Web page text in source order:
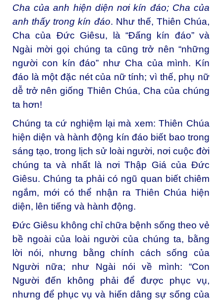
Cha của anh hiện diện nơi kín đáo; Cha của
anh thấy trong kín đáo. Như thế, Thiên Chúa,
Cha của Đức Giêsu, là “Đấng kín đáo” và
Ngài mời gọi chúng ta cũng trở nên “những
người con kín đáo” như Cha của mình. Kín
đáo là một đặc nét của nữ tính; vì thế, phụ nữ
dễ trở nên giống Thiên Chúa, Cha của chúng
ta hơn!
Chúng ta cứ nghiệm lại mà xem: Thiên Chúa
hiện diện và hành động kín đáo biết bao trong
sáng tạo, trong lịch sử loài người, nơi cuộc đời
chúng ta và nhất là nơi Thập Giá của Đức
Giêsu. Chúng ta phải có ngũ quan biết chiêm
ngắm, mới có thể nhận ra Thiên Chúa hiện
diện, lên tiếng và hành động.
Đức Giêsu không chỉ chữa bệnh sống theo vẻ
bề ngoài của loài người của chúng ta, bằng
lời nói, nhưng bằng chính cách sống của
Người nữa; như Ngài nói về mình: “Con
Người đến không phải để được phục vụ,
nhưng để phục vụ và hiến dâng sự sống của